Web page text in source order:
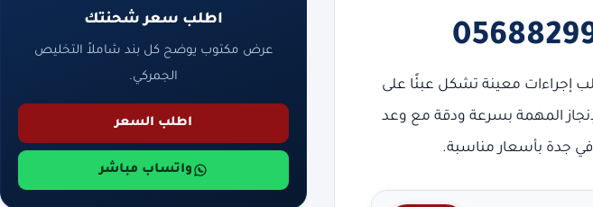
إجراءات معينة تشكل عبئًا على
المهمة بسرعة ودقة مع وعد
في جدة بأسعار مناسبة.
اطلب سعر شحنتك
عرض مكتوب يوضح كل بند شاملاً التخليص
الجمركي.
اطلب السعر
واتساب مباشر